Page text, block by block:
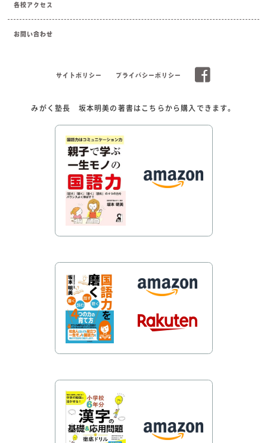
各校アクセス
お問い合わせ
サイトポリシー プライバシーポリシー
みがく塾長 坂本明美の著書はこちらから購入できます。